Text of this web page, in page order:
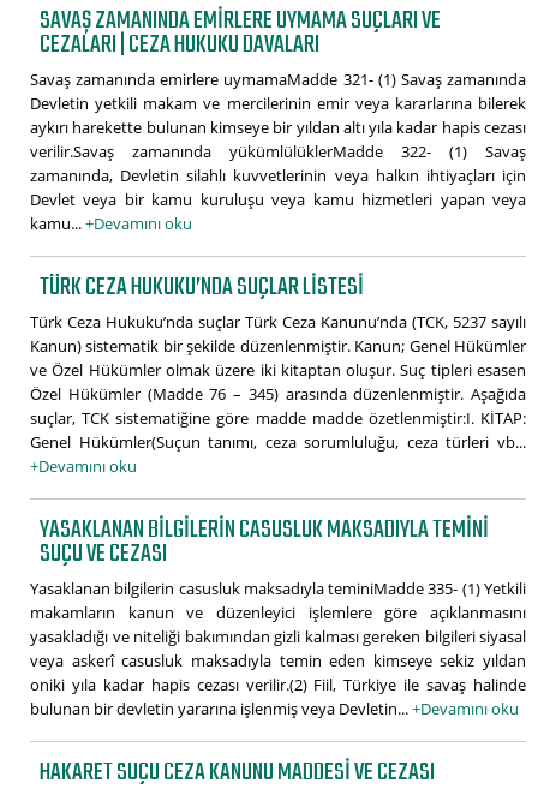
SAVAŞ ZAMANINDA EMIRLERE UYMAMA SUÇLARI VE
CEZALARI | CEZA HUKUKU DAVALARI
Savaş zamanında emirlere uymamaMadde 321- (1) Savaş zamanında
Devletin yetkili makam ve mercilerinin emir veya kararlarına bilerek
aykırı harekette bulunan kimseye bir yıldan altı yıla kadar hapis cezası
verilir.Savaş zamanında yükümlülüklerMadde 322- (1) Savaş
zamanında, Devletin silahlı kuvvetlerinin veya halkın ihtiyaçları için
Devlet veya bir kamu kuruluşu veya kamu hizmetleri yapan veya
kamu...+Devamını oku
TÜRK CEZA HUKUKU’NDA SUÇLAR LISTESI
Türk Ceza Hukuku’nda suçlar Türk Ceza Kanunu’nda (TCK, 5237 sayılı
Kanun) sistematik bir şekilde düzenlenmiştir. Kanun; Genel Hükümler
ve Özel Hükümler olmak üzere iki kitaptan oluşur. Suç tipleri esasen
Özel Hükümler (Madde 76 – 345) arasında düzenlenmiştir. Aşağıda
suçlar, TCK sistematiğine göre madde madde özetlenmiştir:I. KİTAP:
Genel Hükümler(Suçun tanımı, ceza sorumluluğu, ceza türleri vb...
+Devamını oku
YASAKLANAN BILGILERIN CASUSLUK MAKSADIYLA TEMINI
SUÇU VE CEZASI
Yasaklanan bilgilerin casusluk maksadıyla teminiMadde 335- (1) Yetkili
makamların kanun ve düzenleyici işlemlere göre açıklanmasını
yasakladığı ve niteliği bakımından gizli kalması gereken bilgileri siyasal
veya askerî casusluk maksadıyla temin eden kimseye sekiz yıldan
oniki yıla kadar hapis cezası verilir.(2) Fiil, Türkiye ile savaş halinde
bulunan bir devletin yararına işlenmiş veya Devletin...+Devamını oku
HAKARET SUÇU CEZA KANUNU MADDESI VE CEZASI